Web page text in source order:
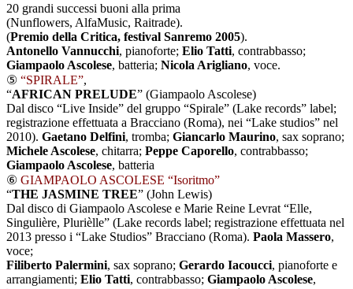
20 grandi successi buoni alla prima
(Nunflowers, AlfaMusic, Raitrade).
(Premio della Critica, festival Sanremo 2005).
Antonello Vannucchi, pianoforte; Elio Tatti, contrabbasso;
Giampaolo Ascolese, batteria; Nicola Arigliano, voce.
⑤ “SPIRALE”,
“AFRICAN PRELUDE” (Giampaolo Ascolese)
Dal disco “Live Inside” del gruppo “Spirale” (Lake records” label;
registrazione effettuata a Bracciano (Roma), nei “Lake studios” nel
2010). Gaetano Delfini, tromba; Giancarlo Maurino, sax soprano;
Michele Ascolese, chitarra; Peppe Caporello, contrabbasso;
Giampaolo Ascolese, batteria
⑥ GIAMPAOLO ASCOLESE “Isoritmo”
“THE JASMINE TREE” (John Lewis)
Dal disco di Giampaolo Ascolese e Marie Reine Levrat “Elle,
Singulière, Plurièlle” (Lake records label; registrazione effettuata nel
2013 presso i “Lake Studios” Bracciano (Roma). Paola Massero,
voce;
Filiberto Palermini, sax soprano; Gerardo Iacoucci, pianoforte e
arrangiamenti; Elio Tatti, contrabbasso; Giampaolo Ascolese,